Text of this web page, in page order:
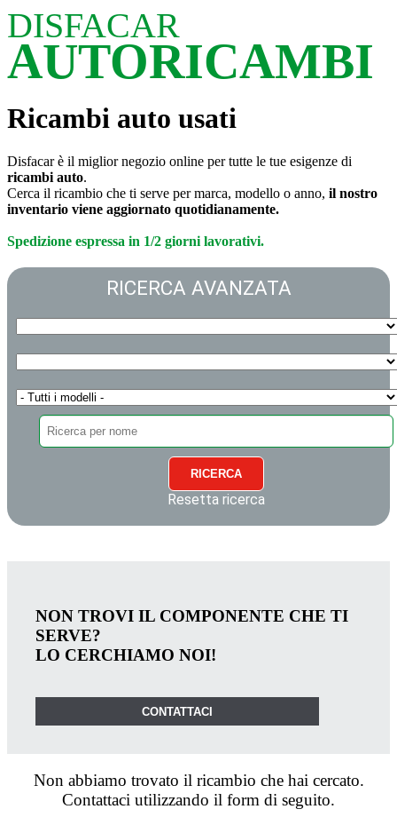
DISFACAR
AUTORICAMBI
Ricambi auto usati
Disfacar è il miglior negozio online per tutte le tue esigenze di
ricambi auto.
Cerca il ricambio che ti serve per marca, modello o anno, il nostro
inventario viene aggiornato quotidianamente.
Spedizione espressa in 1/2 giorni lavorativi.
RICERCA AVANZATA
RICERCA
Resetta ricerca
NON TROVI IL COMPONENTE CHE TI
SERVE?
LO CERCHIAMO NOI!
CONTATTACI
Non abbiamo trovato il ricambio che hai cercato.
Contattaci utilizzando il form di seguito.